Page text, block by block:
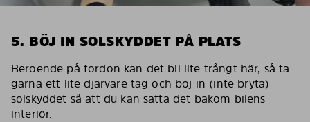
5. BÖJ IN SOLSKYDDET PÅ PLATS
Beroende på fordon kan det bli lite trångt här, så ta
gärna ett lite djärvare tag och böj in (inte bryta)
solskyddet så att du kan sätta det bakom bilens
interiör.